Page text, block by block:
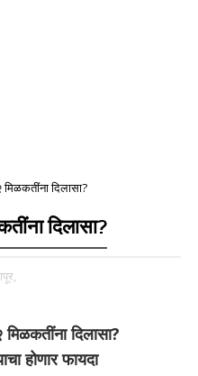
दिलासा?
दिलासा?
दिलासा?
होणार फायदा